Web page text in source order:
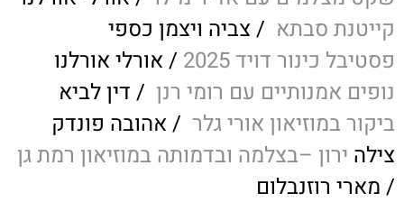
קייטנת סבתא / צביה ויצמן כספי
פסטיבל כינור דויד 2025
/ אורלי אורלנו
נופים אמנותיים עם רומי רנן / דין לביא
ביקור במוזיאון אורי גלר / אהובה פונדק
צילה ירון –בצלמה ובדמותה במוזיאון רמת גן
/ מארי רוזנבלום